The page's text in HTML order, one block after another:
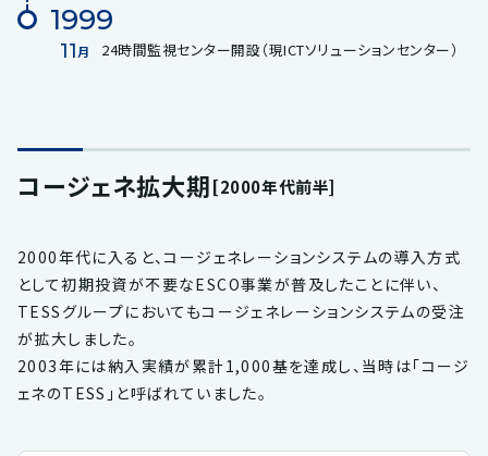
1999
11月 24時間監視センター開設（現ICTソリューションセンター）
コージェネ拡大期[2000年代前半]
2000年代に入ると、コージェネレーションシステムの導入方式
として初期投資が不要なESCO事業が普及したことに伴い、
TESSグループにおいてもコージェネレーションシステムの受注
が拡大しました。
2003年には納入実績が累計1,000基を達成し、当時は「コージ
ェネのTESS」と呼ばれていました。